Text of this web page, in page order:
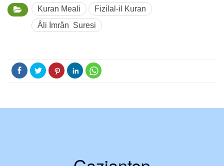
Kuran Meali
Fizilal-il Kuran
Âli İmrân Suresi